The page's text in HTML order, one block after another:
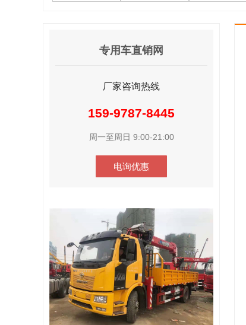
专用车直销网
厂家咨询热线
159-9787-8445
周一至周日 9:00-21:00
电询优惠